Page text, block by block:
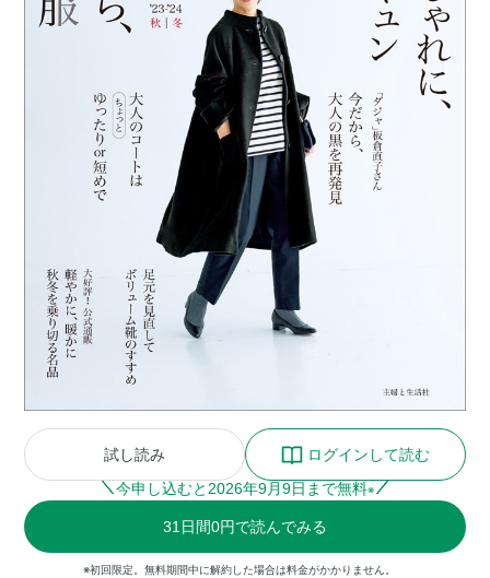
試し読み
ログインして読む
今申し込むと 2026年9月9日まで無料※
31 日間0円で読んでみる
※初回限定。無料期間中に解約した場合は料金がかかりません。